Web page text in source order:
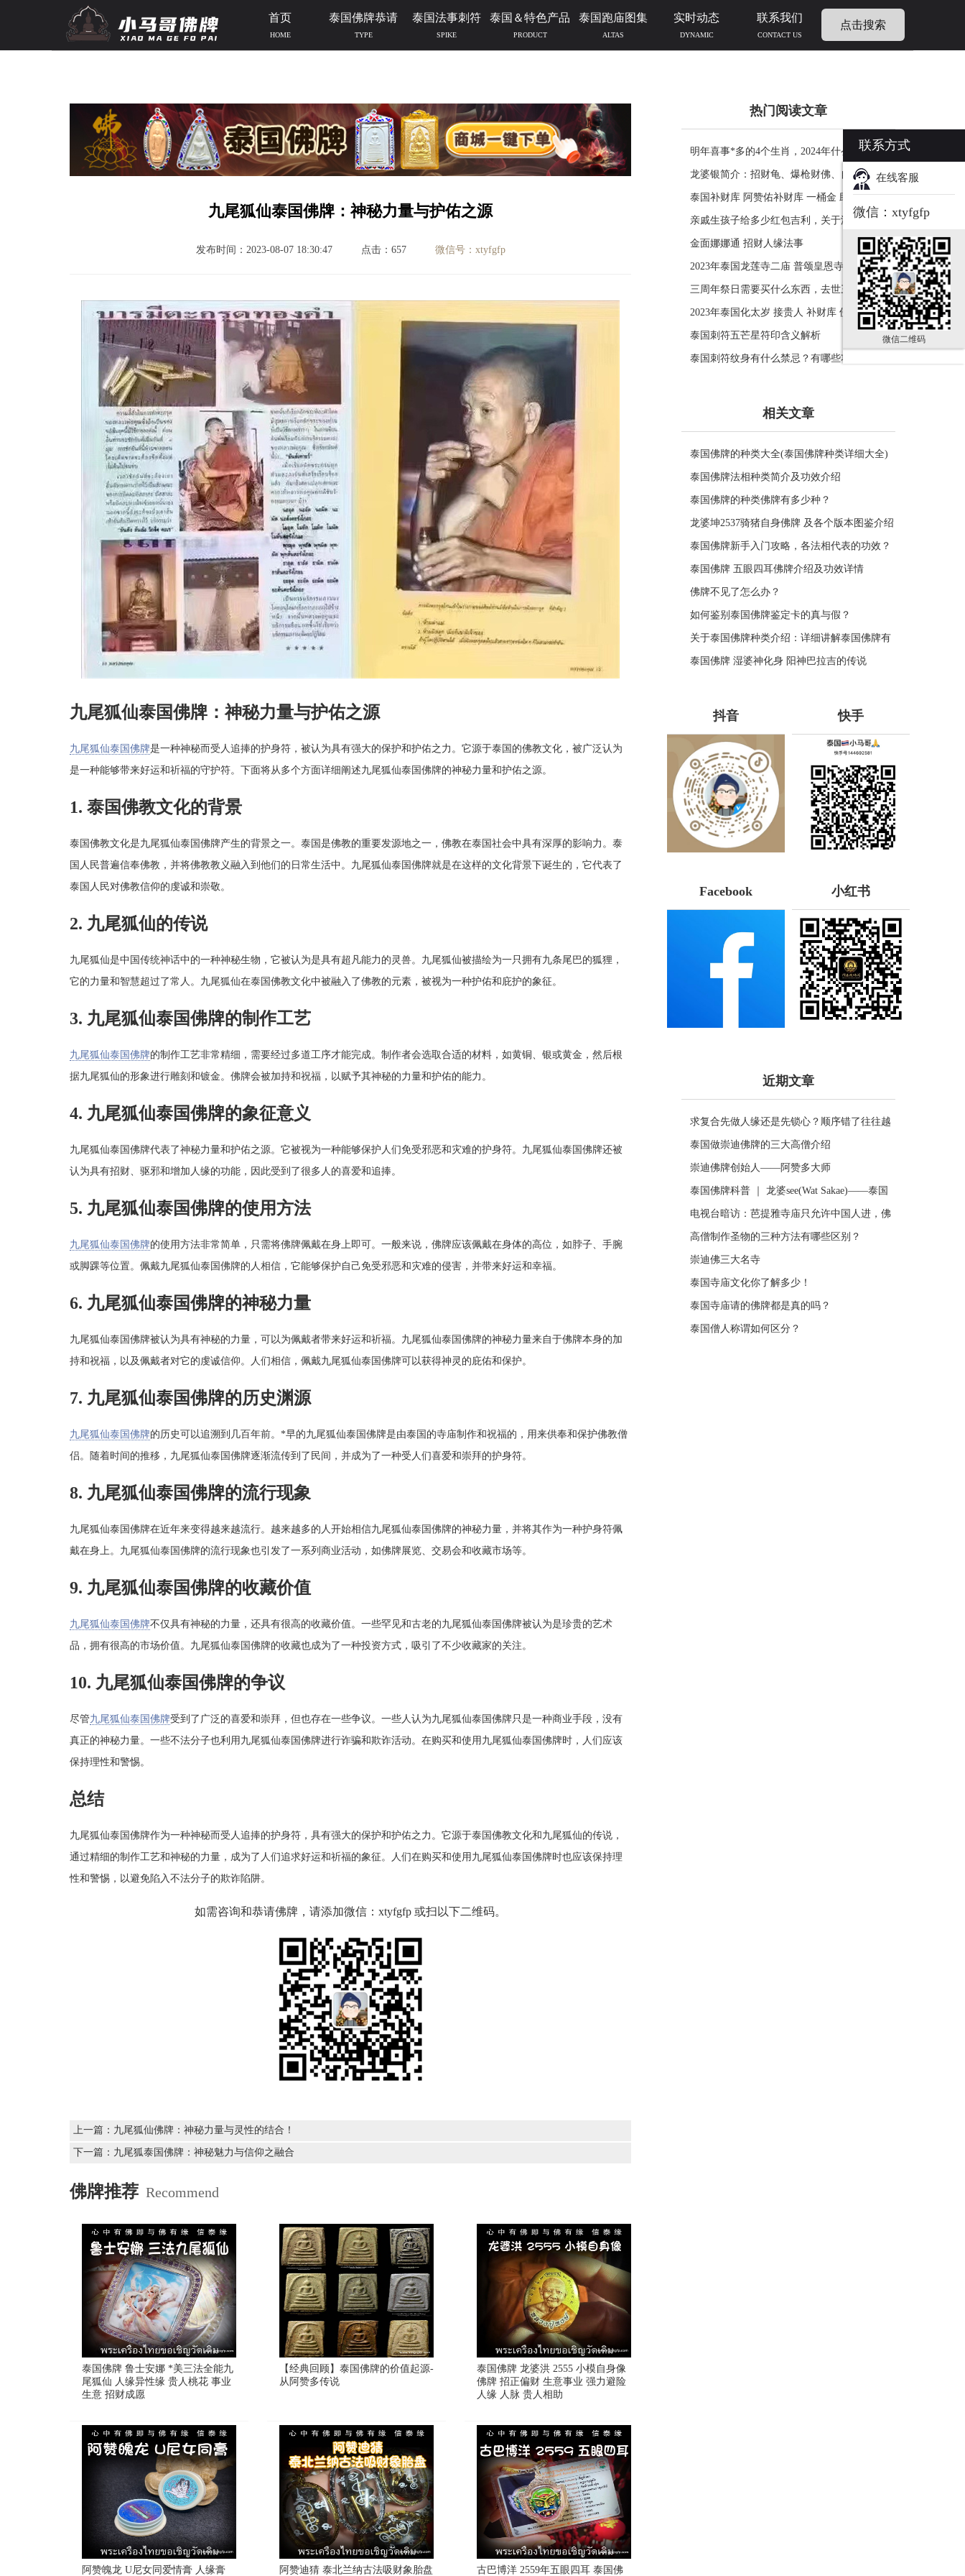
首页
HOME
泰国佛牌恭请
TYPE
泰国法事刺符
SPIKE
泰国＆特色产品
PRODUCT
泰国跑庙图集
ALTAS
实时动态
DYNAMIC
联系我们
CONTACT US
点击搜索
九尾狐仙泰国佛牌：神秘力量与护佑之源
发布时间：2023-08-07 18:30:47 点击：657 微信号：xtyfgfp
九尾狐仙泰国佛牌：神秘力量与护佑之源
九尾狐仙泰国佛牌是一种神秘而受人追捧的护身符，被认为具有强大的保护和护佑之力。它源于泰国的佛教文化，被广泛认为
是一种能够带来好运和祈福的守护符。下面将从多个方面详细阐述九尾狐仙泰国佛牌的神秘力量和护佑之源。
1. 泰国佛教文化的背景
泰国佛教文化是九尾狐仙泰国佛牌产生的背景之一。泰国是佛教的重要发源地之一，佛教在泰国社会中具有深厚的影响力。泰
国人民普遍信奉佛教，并将佛教教义融入到他们的日常生活中。九尾狐仙泰国佛牌就是在这样的文化背景下诞生的，它代表了
泰国人民对佛教信仰的虔诚和崇敬。
2. 九尾狐仙的传说
九尾狐仙是中国传统神话中的一种神秘生物，它被认为是具有超凡能力的灵兽。九尾狐仙被描绘为一只拥有九条尾巴的狐狸，
它的力量和智慧超过了常人。九尾狐仙在泰国佛教文化中被融入了佛教的元素，被视为一种护佑和庇护的象征。
3. 九尾狐仙泰国佛牌的制作工艺
九尾狐仙泰国佛牌的制作工艺非常精细，需要经过多道工序才能完成。制作者会选取合适的材料，如黄铜、银或黄金，然后根
据九尾狐仙的形象进行雕刻和镀金。佛牌会被加持和祝福，以赋予其神秘的力量和护佑的能力。
4. 九尾狐仙泰国佛牌的象征意义
九尾狐仙泰国佛牌代表了神秘力量和护佑之源。它被视为一种能够保护人们免受邪恶和灾难的护身符。九尾狐仙泰国佛牌还被
认为具有招财、驱邪和增加人缘的功能，因此受到了很多人的喜爱和追捧。
5. 九尾狐仙泰国佛牌的使用方法
九尾狐仙泰国佛牌的使用方法非常简单，只需将佛牌佩戴在身上即可。一般来说，佛牌应该佩戴在身体的高位，如脖子、手腕
或脚踝等位置。佩戴九尾狐仙泰国佛牌的人相信，它能够保护自己免受邪恶和灾难的侵害，并带来好运和幸福。
6. 九尾狐仙泰国佛牌的神秘力量
九尾狐仙泰国佛牌被认为具有神秘的力量，可以为佩戴者带来好运和祈福。九尾狐仙泰国佛牌的神秘力量来自于佛牌本身的加
持和祝福，以及佩戴者对它的虔诚信仰。人们相信，佩戴九尾狐仙泰国佛牌可以获得神灵的庇佑和保护。
7. 九尾狐仙泰国佛牌的历史渊源
九尾狐仙泰国佛牌的历史可以追溯到几百年前。*早的九尾狐仙泰国佛牌是由泰国的寺庙制作和祝福的，用来供奉和保护佛教僧
侣。随着时间的推移，九尾狐仙泰国佛牌逐渐流传到了民间，并成为了一种受人们喜爱和崇拜的护身符。
8. 九尾狐仙泰国佛牌的流行现象
九尾狐仙泰国佛牌在近年来变得越来越流行。越来越多的人开始相信九尾狐仙泰国佛牌的神秘力量，并将其作为一种护身符佩
戴在身上。九尾狐仙泰国佛牌的流行现象也引发了一系列商业活动，如佛牌展览、交易会和收藏市场等。
9. 九尾狐仙泰国佛牌的收藏价值
九尾狐仙泰国佛牌不仅具有神秘的力量，还具有很高的收藏价值。一些罕见和古老的九尾狐仙泰国佛牌被认为是珍贵的艺术
品，拥有很高的市场价值。九尾狐仙泰国佛牌的收藏也成为了一种投资方式，吸引了不少收藏家的关注。
10. 九尾狐仙泰国佛牌的争议
尽管九尾狐仙泰国佛牌受到了广泛的喜爱和崇拜，但也存在一些争议。一些人认为九尾狐仙泰国佛牌只是一种商业手段，没有
真正的神秘力量。一些不法分子也利用九尾狐仙泰国佛牌进行诈骗和欺诈活动。在购买和使用九尾狐仙泰国佛牌时，人们应该
保持理性和警惕。
总结
九尾狐仙泰国佛牌作为一种神秘而受人追捧的护身符，具有强大的保护和护佑之力。它源于泰国佛教文化和九尾狐仙的传说，
通过精细的制作工艺和神秘的力量，成为了人们追求好运和祈福的象征。人们在购买和使用九尾狐仙泰国佛牌时也应该保持理
性和警惕，以避免陷入不法分子的欺诈陷阱。
如需咨询和恭请佛牌，请添加微信：xtyfgfp 或扫以下二维码。
上一篇： 九尾狐仙佛牌：神秘力量与灵性的结合！
下一篇： 九尾狐泰国佛牌：神秘魅力与信仰之融合
佛牌推荐 Recommend
泰国佛牌 鲁士安娜 *美三法全能九
尾狐仙 人缘异性缘 贵人桃花 事业
生意 招财成愿
【经典回顾】泰国佛牌的价值起源-
从阿赞多传说
泰国佛牌 龙婆洪 2555 小模自身像
佛牌 招正偏财 生意事业 强力避险
人缘 人脉 贵人相助
阿赞魄龙 U尼女同爱情膏 人缘膏 阿赞迪猜 泰北兰纳古法吸财象胎盘 古巴博洋 2559年五眼四耳 泰国佛
热门阅读文章
明年喜事*多的4个生肖，2024年什么生肖福运
临门好事连连
龙婆银简介：招财龟、爆枪财佛、自身佛牌的
功效介绍
泰国补财库 阿赞佑补财库 一桶金 助力生意财
运财富
亲戚生孩子给多少红包吉利，关于添丁份子钱
风水讲究
金面娜娜通 招财人缘法事
2023年泰国龙莲寺二庙 普颂皇恩寺化太岁 接
贵人 补财库 佛历2566年
三周年祭日需要买什么东西，去世三周年祭祀
用品风水
2023年泰国化太岁 接贵人 补财库 佛历2566年
泰国刺符五芒星符印含义解析
泰国刺符纹身有什么禁忌？有哪些功效？
相关文章
泰国佛牌的种类大全(泰国佛牌种类详细大全)
泰国佛牌法相种类简介及功效介绍
泰国佛牌的种类佛牌有多少种？
龙婆坤2537骑猪自身佛牌 及各个版本图鉴介绍
泰国佛牌新手入门攻略，各法相代表的功效？
泰国佛牌 五眼四耳佛牌介绍及功效详情
佛牌不见了怎么办？
如何鉴别泰国佛牌鉴定卡的真与假？
关于泰国佛牌种类介绍：详细讲解泰国佛牌有
哪些种类！
泰国佛牌 湿婆神化身 阳神巴拉吉的传说
抖音 快手
Facebook 小红书
近期文章
求复合先做人缘还是先锁心？顺序错了往往越
做越乱
泰国做崇迪佛牌的三大高僧介绍
崇迪佛牌创始人——阿赞多大师
泰国佛牌科普 ｜ 龙婆see(Wat Sakae)——泰国
四面神前三高僧
电视台暗访：芭提雅寺庙只允许中国人进，佛
牌高于常价100多倍！
高僧制作圣物的三种方法有哪些区别？
崇迪佛三大名寺
泰国寺庙文化你了解多少！
泰国寺庙请的佛牌都是真的吗？
泰国僧人称谓如何区分？
联系方式
在线客服
微信：xtyfgfp
微信二维码